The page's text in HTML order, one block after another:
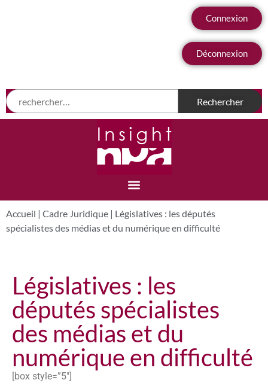
Connexion
Déconnexion
Accueil | Cadre Juridique | Législatives : les députés
spécialistes des médias et du numérique en difficulté
Législatives : les
députés spécialistes
des médias et du
numérique en difficulté
[box style=”5″]